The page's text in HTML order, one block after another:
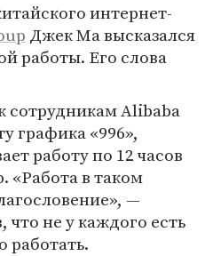
интернет-
Джек Ма высказался
работы. Его слова
сотрудникам Alibaba
графика «996»,
работу по 12 часов
«Работа в таком
—
не у каждого есть
работать.